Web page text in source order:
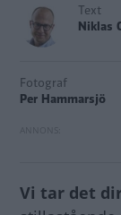
Text
Niklas
Fotograf
Per Hammarsjö
Vi tar det